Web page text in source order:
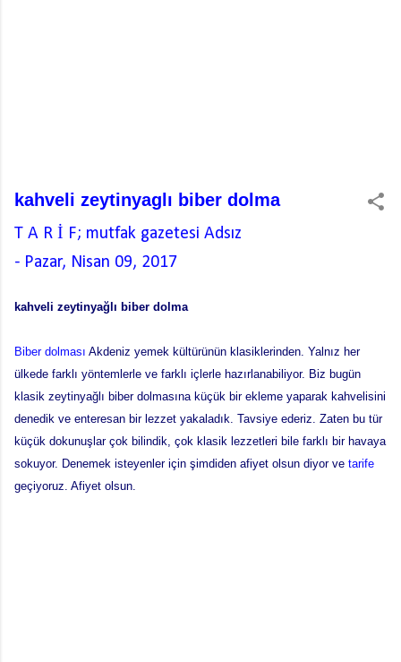
kahveli zeytinyaglı biber dolma
T A R İ F; mutfak gazetesi Adsız
- Pazar, Nisan 09, 2017
kahveli zeytinyağlı biber dolma
Biber dolması Akdeniz yemek kültürünün klasiklerinden. Yalnız her
ülkede farklı yöntemlerle ve farklı içlerle hazırlanabiliyor. Biz bugün
klasik zeytinyağlı biber dolmasına küçük bir ekleme yaparak kahvelisini
denedik ve enteresan bir lezzet yakaladık. Tavsiye ederiz. Zaten bu tür
küçük dokunuşlar çok bilindik, çok klasik lezzetleri bile farklı bir havaya
sokuyor. Denemek isteyenler için şimdiden afiyet olsun diyor ve tarife
geçiyoruz. Afiyet olsun.